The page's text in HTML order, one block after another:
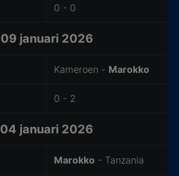
0 - 0
09 januari 2026
Kameroen - Marokko
0 - 2
04 januari 2026
Marokko - Tanzania